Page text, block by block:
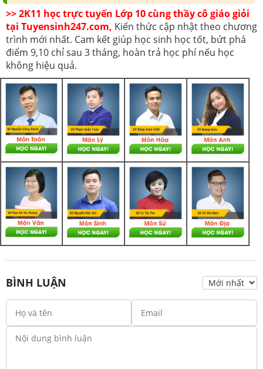
>> 2K11 học trực tuyến Lớp 10 cùng thầy cô giáo giỏi
tại Tuyensinh247.com, Kiến thức cập nhật theo chương
trình mới nhất. Cam kết giúp học sinh học tốt, bứt phá
điểm 9,10 chỉ sau 3 tháng, hoàn trả học phí nếu học
không hiệu quả.
BÌNH LUẬN